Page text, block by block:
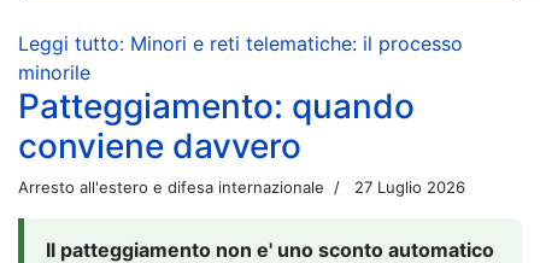
Leggi tutto: Minori e reti telematiche: il processo
minorile
Patteggiamento: quando
conviene davvero
Arresto all'estero e difesa internazionale 27 Luglio 2026
Il patteggiamento non e' uno sconto automatico